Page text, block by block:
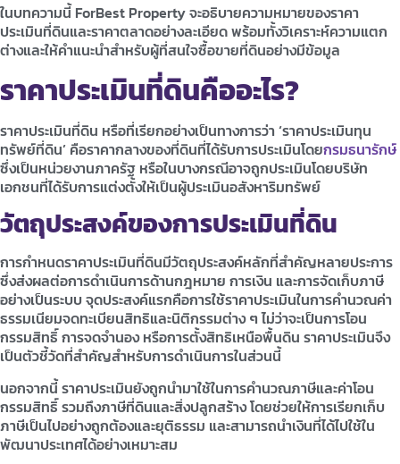
ในบทความนี้ ForBest Property จะอธิบายความหมายของราคา
ประเมินที่ดินและราคาตลาดอย่างละเอียด พร้อมทั้งวิเคราะห์ความแตก
ต่างและให้คำแนะนำสำหรับผู้ที่สนใจซื้อขายที่ดินอย่างมีข้อมูล
ราคาประเมินที่ดินคืออะไร?
ราคาประเมินที่ดิน หรือที่เรียกอย่างเป็นทางการว่า ‘ราคาประเมินทุน
ทรัพย์ที่ดิน’ คือราคากลางของที่ดินที่ได้รับการประเมินโดยกรมธนารักษ์
ซึ่งเป็นหน่วยงานภาครัฐ หรือในบางกรณีอาจถูกประเมินโดยบริษัท
เอกชนที่ได้รับการแต่งตั้งให้เป็นผู้ประเมินอสังหาริมทรัพย์
วัตถุประสงค์ของการประเมินที่ดิน
การกำหนดราคาประเมินที่ดินมีวัตถุประสงค์หลักที่สำคัญหลายประการ
ซึ่งส่งผลต่อการดำเนินการด้านกฎหมาย การเงิน และการจัดเก็บภาษี
อย่างเป็นระบบ จุดประสงค์แรกคือการใช้ราคาประเมินในการคำนวณค่า
ธรรมเนียมจดทะเบียนสิทธิและนิติกรรมต่าง ๆ ไม่ว่าจะเป็นการโอน
กรรมสิทธิ์ การจดจำนอง หรือการตั้งสิทธิเหนือพื้นดิน ราคาประเมินจึง
เป็นตัวชี้วัดที่สำคัญสำหรับการดำเนินการในส่วนนี้
นอกจากนี้ ราคาประเมินยังถูกนำมาใช้ในการคำนวณภาษีและค่าโอน
กรรมสิทธิ์ รวมถึงภาษีที่ดินและสิ่งปลูกสร้าง โดยช่วยให้การเรียกเก็บ
ภาษีเป็นไปอย่างถูกต้องและยุติธรรม และสามารถนำเงินที่ได้ไปใช้ใน
พัฒนาประเทศได้อย่างเหมาะสม